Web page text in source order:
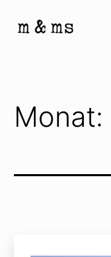
Inhalt
&
Monat: